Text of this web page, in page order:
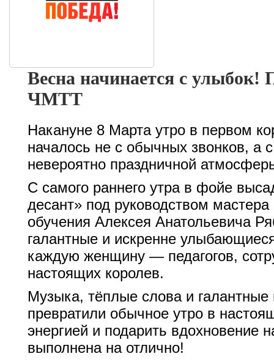
Весна начинается с улыбок!
ЧМТТ
Накануне 8 Марта утро в первом
началось не с обычных звонков, а
невероятно праздничной
С самого раннего утра в фойе
десант» под руководством мастера
обучения Алексея Анатольевича
галантные и искренне
каждую женщину — педагогов,
настоящих королев.
Музыка, тёплые слова и галантные
превратили обычное утро в
энергией и подарить вдохновение
выполнена на отлично!